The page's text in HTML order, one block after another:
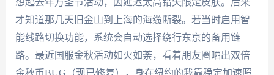
才知道那几天旧金山到上海的海缆断裂。若当时启用智
能线路切换功能，系统会自动选择绕行东京的备用链
路。最近国服金秋活动如火如荼，看着朋友圈晒出双倍
金秋币BUG（现已修复），身在纽约的我靠稳定加速照